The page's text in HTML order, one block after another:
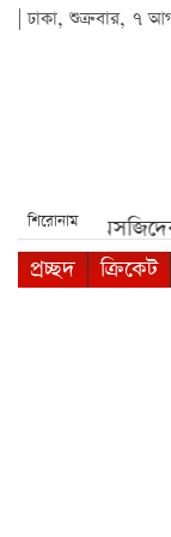
| ঢাকা, শুক্রবার, ৭
শিরোনামমসজিদের
প্রচ্ছদ
ক্রিকেট